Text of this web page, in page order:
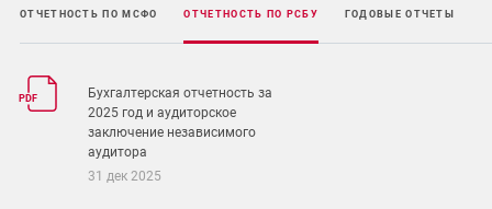
ОТЧЕТНОСТЬ ПО МСФО ОТЧЕТНОСТЬ ПО РСБУ ГОДОВЫЕ ОТЧЕТЫ
PDF
Бухгалтерская отчетность за
2025 год и аудиторское
заключение независимого
аудитора
31 дек 2025